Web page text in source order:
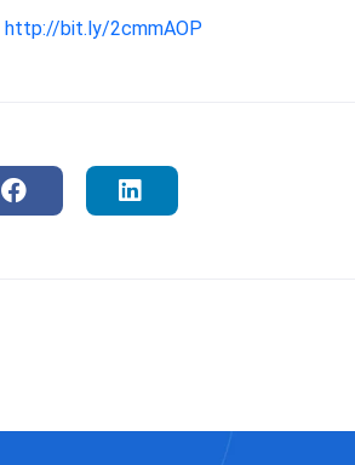
http://bit.ly/2cmmAOP